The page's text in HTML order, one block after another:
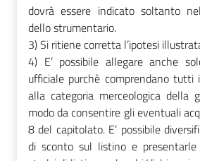
dovrà essere indicato soltanto
dello strumentario.
3) Si ritiene corretta l’ipotesi
4) E’ possibile allegare anche
ufficiale purchè comprendano tutti
alla categoria merceologica della
modo da consentire gli eventuali
8 del capitolato. E’ possibile
di sconto sul listino e